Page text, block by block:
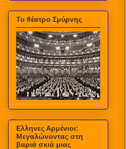
Το θέατρο Σμύρνης
Ελληνες Αρμένιοι:
Μεγαλώνοντας στη
βαριά σκιά μιας